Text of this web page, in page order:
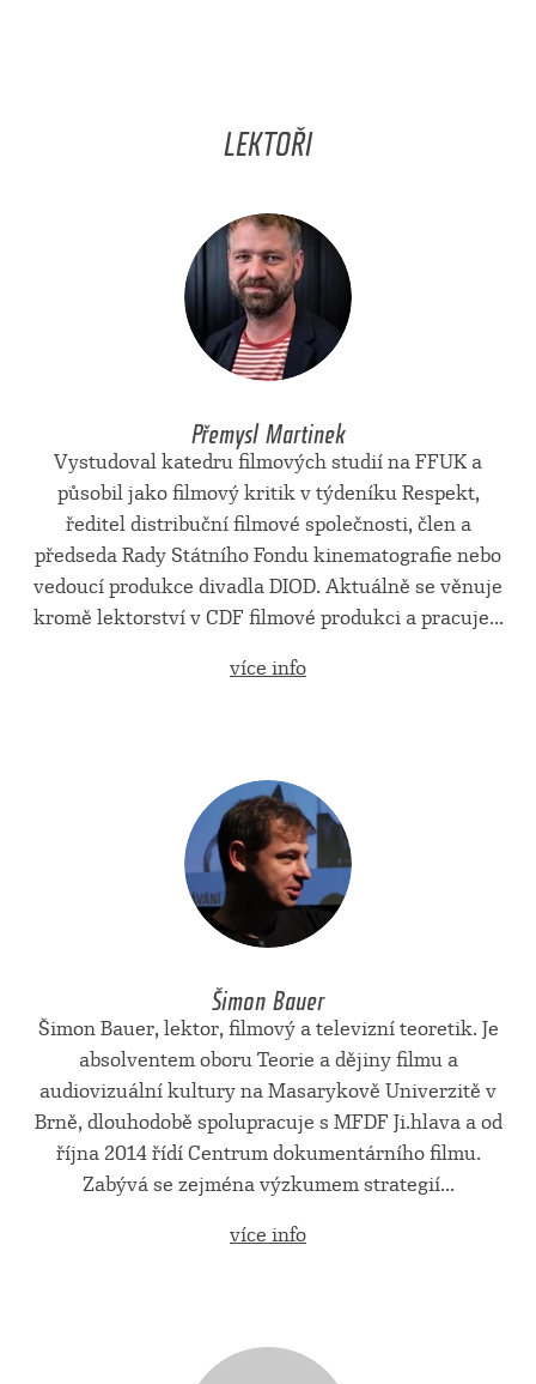
LEKTOŘI
Přemysl Martinek
Vystudoval katedru filmových studií na FFUK a
působil jako filmový kritik v týdeníku Respekt,
ředitel distribuční filmové společnosti, člen a
předseda Rady Státního Fondu kinematografie nebo
vedoucí produkce divadla DIOD. Aktuálně se věnuje
kromě lektorství v CDF filmové produkci a pracuje...
více info
Šimon Bauer
Šimon Bauer, lektor, filmový a televizní teoretik. Je
absolventem oboru Teorie a dějiny filmu a
audiovizuální kultury na Masarykově Univerzitě v
Brně, dlouhodobě spolupracuje s MFDF Ji.hlava a od
října 2014 řídí Centrum dokumentárního filmu.
Zabývá se zejména výzkumem strategií...
více info